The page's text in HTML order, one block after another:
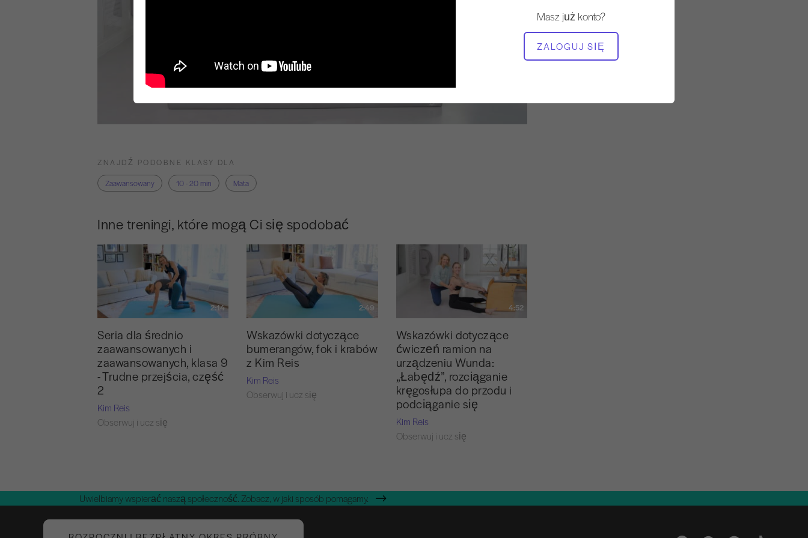
Masz już konto?
ZALOGUJ SIĘ
POTRZEBNY SPRZĘT
ZNAJDŹ PODOBNE KLASY DLA
Zaawansowany
10 - 20 min Mata
Inne treningi, które mogą Ci się spodobać
2:14
Seria dla średnio
zaawansowanych i
zaawansowanych, klasa 9
- Trudne przejścia, część
2
Kim Reis
Obserwuj i ucz się
2:49
Wskazówki dotyczące
bumerangów, fok i krabów
z Kim Reis
Kim Reis
Obserwuj i ucz się
4:52
Wskazówki dotyczące
ćwiczeń ramion na
urządzeniu Wunda:
„Łabędź”, rozciąganie
kręgosłupa do przodu i
podciąganie się
Kim Reis
Obserwuj i ucz się
Uwielbiamy wspierać naszą społeczność. Zobacz, w jaki sposób pomagamy.